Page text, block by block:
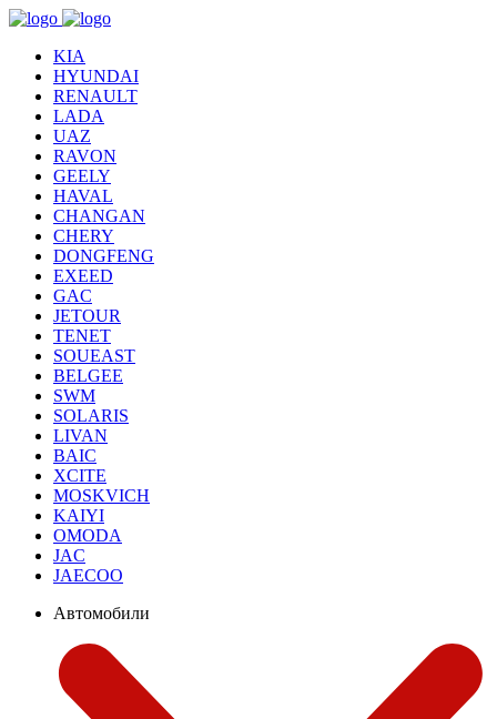
KIA
HYUNDAI
RENAULT
LADA
UAZ
RAVON
GEELY
HAVAL
CHANGAN
CHERY
DONGFENG
EXEED
GAC
JETOUR
TENET
SOUEAST
BELGEE
SWM
SOLARIS
LIVAN
BAIC
XCITE
MOSKVICH
KAIYI
OMODA
JAC
JAECOO
Автомобили